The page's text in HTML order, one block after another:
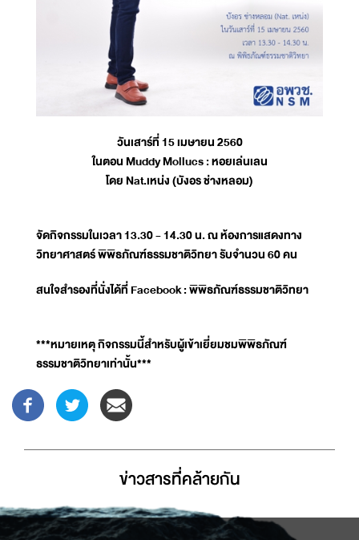
วันเสาร์ที่ 15 เมษายน 2560
ในตอน Muddy Mollucs : หอยเล่นเลน
โดย Nat.เหน่ง (บังอร ช่างหลอม)
จัดกิจกรรมในเวลา 13.30 - 14.30 น. ณ ห้องการแสดงทาง
วิทยาศาสตร์ พิพิธภัณฑ์ธรรมชาติวิทยา รับจำนวน 60 คน
สนใจสำรองที่นั่งได้ที่ Facebook : พิพิธภัณฑ์ธรรมชาติวิทยา
***หมายเหตุ กิจกรรมนี้สำหรับผู้เข้าเยี่ยมชมพิพิธภัณฑ์
ธรรมชาติวิทยาเท่านั้น***
ข่าวสารที่่คล้ายกัน